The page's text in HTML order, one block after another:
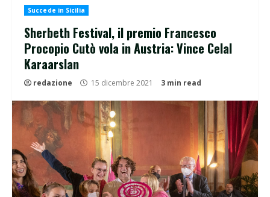
Succede in Sicilia
Sherbeth Festival, il premio Francesco
Procopio Cutò vola in Austria: Vince Celal
Karaarslan
redazione 15 dicembre 2021 3 min read